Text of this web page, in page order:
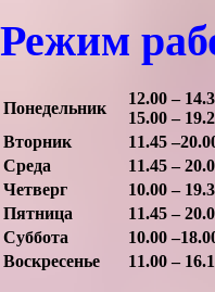
Режим
Понедельник
12.00 –
15.00 –
Вторник
11.45
Среда
11.45 –
Четверг
10.00 –
Пятница
11.45 –
Суббота
10.00
Воскресенье
11.00 –